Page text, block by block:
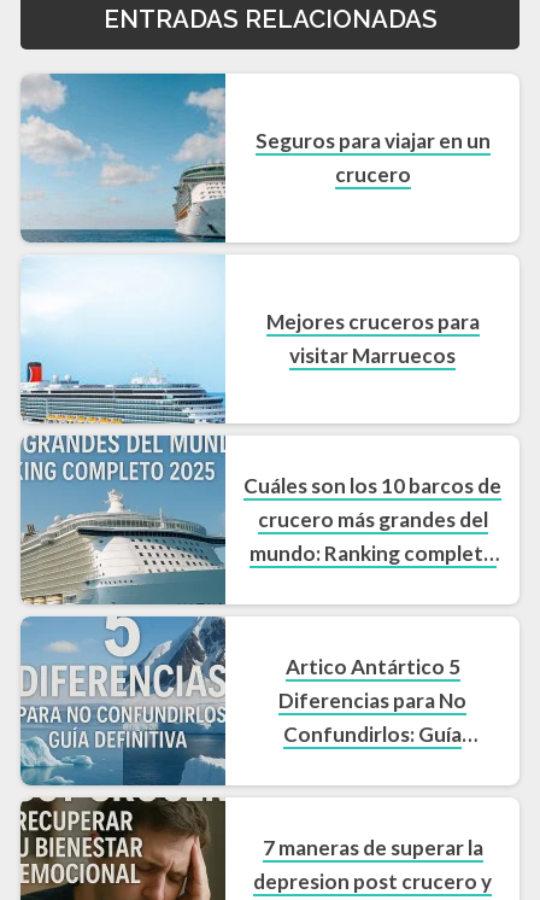
ENTRADAS RELACIONADAS
Seguros para viajar en un
crucero
Mejores cruceros para
visitar Marruecos
Cuáles son los 10 barcos de
crucero más grandes del
mundo: Ranking completo
Artico Antártico 5
Diferencias para No
Confundirlos: Guía
7 maneras de superar la
depresion post crucero y